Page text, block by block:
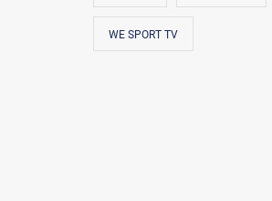
WE SPORT TV